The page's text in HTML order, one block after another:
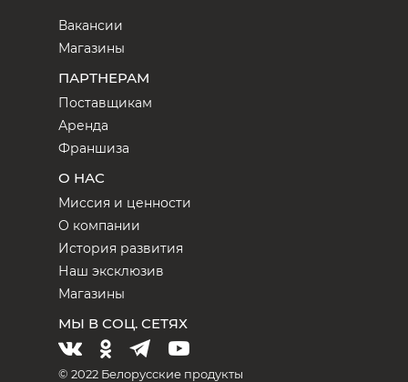
Вакансии
Магазины
ПАРТНЕРАМ
Поставщикам
Аренда
Франшиза
О НАС
Миссия и ценности
О компании
История развития
Наш эксклюзив
Магазины
МЫ В СОЦ. СЕТЯХ
© 2022 Белорусские продукты